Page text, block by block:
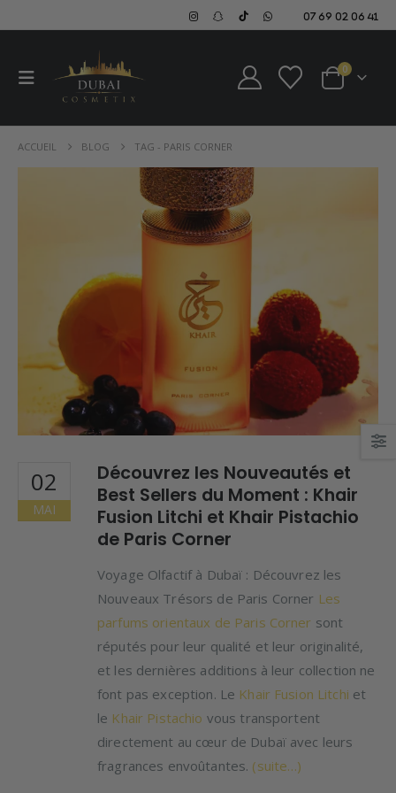
07 69 02 06 41
0
ACCUEIL BLOG TAG - PARIS CORNER
02
MAI
Découvrez les Nouveautés et
Best Sellers du Moment : Khair
Fusion Litchi et Khair Pistachio
de Paris Corner
Voyage Olfactif à Dubaï : Découvrez les
Nouveaux Trésors de Paris Corner Les
parfums orientaux de Paris Corner sont
réputés pour leur qualité et leur originalité,
et les dernières additions à leur collection ne
font pas exception. Le Khair Fusion Litchi et
le Khair Pistachio vous transportent
directement au cœur de Dubaï avec leurs
fragrances envoûtantes. (suite…)